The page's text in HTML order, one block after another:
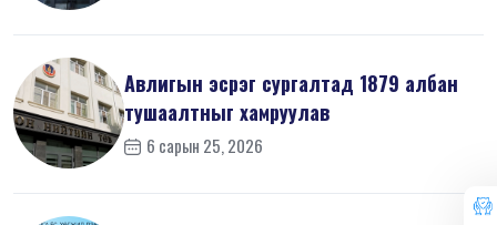
Авлигын эсрэг сургалтад 1879 албан
тушаалтныг хамруулав
6 сарын 25, 2026